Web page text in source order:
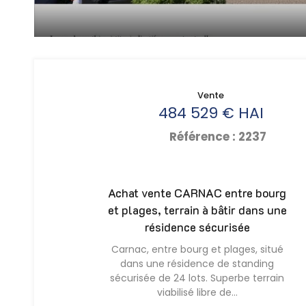
Achat vente CARNAC entre bourg
et plages, terrain à bâtir dans une
résidence sécurisée
Carnac, entre bourg et plages, situé
dans une résidence de standing
sécurisée de 24 lots. Superbe terrain
viabilisé libre de…
Vente
484 529 € HAI
Référence : 2237